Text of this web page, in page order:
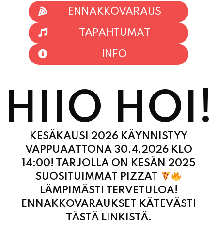
ENNAKKOVARAUS
TAPAHTUMAT
INFO
HIIO HOI!
KESÄKAUSI 2026 KÄYNNISTYY
VAPPUAATTONA 30.4.2026 KLO
14:00! TARJOLLA ON KESÄN 2025
SUOSITUIMMAT PIZZAT
LÄMPIMÄSTI TERVETULOA!
ENNAKKOVARAUKSET KÄTEVÄSTI
TÄSTÄ LINKISTÄ.